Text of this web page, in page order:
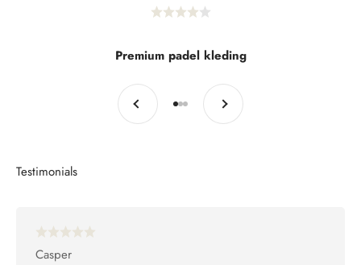
Premium padel kleding
Vorige
Naar artikel 1
Naar artikel 2
Naar artikel 3
Volgende
Casper